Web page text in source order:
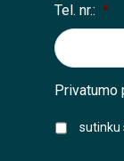
Tel. nr.: *
Privatumo
sutinku